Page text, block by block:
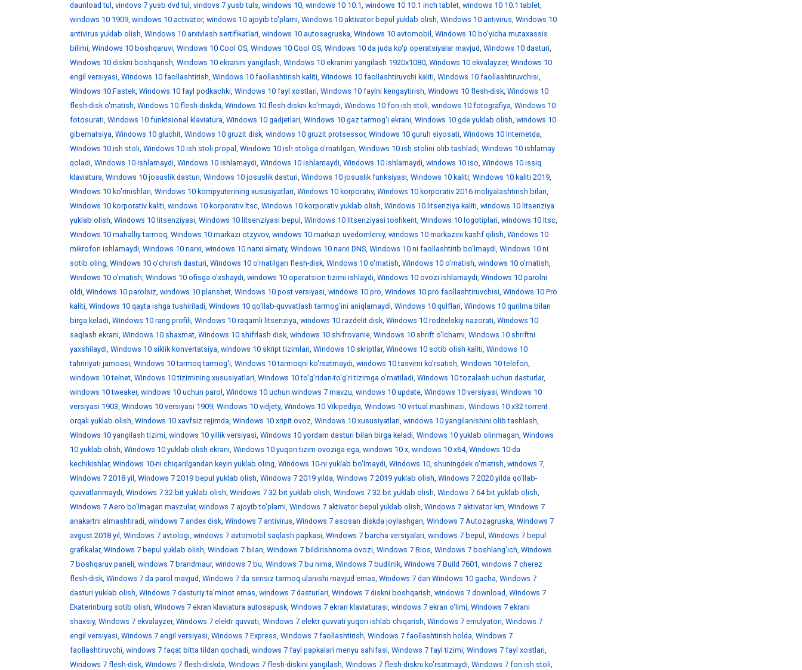
daunload tul , vindovs 7 yusb dvd tul , vindovs 7 yusb tuls, windows 10, windows 10 10.1, windows 10 10.1 inch tablet, windows 10 10.1 tablet,
windows 10 1909, windows 10 activator, windows 10 ajoyib to'plami, Windows 10 aktivator bepul yuklab olish, Windows 10 antivirus, Windows 10
antivirus yuklab olish, Windows 10 arxivlash sertifikatlari, windows 10 autosagruska, Windows 10 avtomobil , Windows 10 bo'yicha mutaxassis
bilimi, Windows 10 boshqaruvi, Windows 10 Cool OS, Windows 10 Cool OS, Windows 10 da juda ko'p operatsiyalar mavjud, Windows 10 dasturi,
Windows 10 diskni boshqarish, Windows 10 ekranini yangilash, Windows 10 ekranini yangilash 1920x1080, Windows 10 ekvalayzer, Windows 10
engil versiyasi, Windows 10 faollashtirish, Windows 10 faollashtirish kaliti, Windows 10 faollashtiruvchi kaliti, Windows 10 faollashtiruvchisi,
Windows 10 Fastek, Windows 10 fayl podkachki, Windows 10 fayl xostlari, Windows 10 faylni kengaytirish, Windows 10 flesh-disk, Windows 10
flesh-disk o'rnatish, Windows 10 flesh-diskda, Windows 10 flesh-diskni ko'rmaydi, Windows 10 fon ish stoli, windows 10 fotografiya, Windows 10
fotosurati, Windows 10 funktsional klaviatura, Windows 10 gadjetlari, Windows 10 gaz tarmog'i ekrani, Windows 10 gde yuklab olish, windows 10
gibernatsiya, Windows 10 gluchit, Windows 10 gruzit disk, windows 10 gruzit protsessor, Windows 10 guruh siyosati, Windows 10 Internetda,
Windows 10 ish stoli, Windows 10 ish stoli propal , Windows 10 ish stoliga o'rnatilgan, Windows 10 ish stolini olib tashladi, Windows 10 ishlamay
qoladi, Windows 10 ishlamaydi, Windows 10 ishlamaydi, Windows 10 ishlamaydi, Windows 10 ishlamaydi, windows 10 iso, Windows 10 issiq
klaviatura, Windows 10 josuslik dasturi, Windows 10 josuslik dasturi, Windows 10 josuslik funksiyasi, Windows 10 kaliti, Windows 10 kaliti 2019,
Windows 10 ko'rinishlari, Windows 10 kompyuterining xususiyatlari, Windows 10 korporativ, Windows 10 korporativ 2016 moliyalashtirish bilan,
Windows 10 korporativ kaliti, windows 10 korporativ ltsc, Windows 10 korporativ yuklab olish, Windows 10 litsenziya kaliti, windows 10 litsenziya
yuklab olish, Windows 10 litsenziyasi, Windows 10 litsenziyasi bepul , Windows 10 litsenziyasi toshkent, Windows 10 logotiplari, windows 10 ltsc,
Windows 10 mahalliy tarmoq, Windows 10 markazi otzyvov, windows 10 markazi uvedomleniy, windows 10 markazini kashf qilish, Windows 10
mikrofon ishlamaydi, Windows 10 narxi, windows 10 narxi almaty, Windows 10 narxi DNS, Windows 10 ni faollashtirib bo'lmaydi, Windows 10 ni
sotib oling, Windows 10 o'chirish dasturi, Windows 10 o'rnatilgan flesh-disk, Windows 10 o'rnatish, Windows 10 o'rnatish, windows 10 o'rnatish,
Windows 10 o'rnatish, Windows 10 ofisga o'xshaydi, windows 10 operatsion tizimi ishlaydi, Windows 10 ovozi ishlamaydi, Windows 10 parolni
oldi, Windows 10 parolsiz, windows 10 planshet, Windows 10 post versiyasi, windows 10 pro, Windows 10 pro faollashtiruvchisi, Windows 10 Pro
kaliti, Windows 10 qayta ishga tushiriladi, Windows 10 qo'llab-quvvatlash tarmog'ini aniqlamaydi, Windows 10 qulflari, Windows 10 qurilma bilan
birga keladi, Windows 10 rang profili, Windows 10 raqamli litsenziya, windows 10 razdelit disk, Windows 10 roditelskiy nazorati, Windows 10
saqlash ekrani, Windows 10 shaxmat, Windows 10 shifrlash disk, windows 10 shifrovanie, Windows 10 shrift o'lchami, Windows 10 shriftni
yaxshilaydi, Windows 10 siklik konvertatsiya, windows 10 skript tizimlari, Windows 10 skriptlar, Windows 10 sotib olish kaliti, Windows 10
tahririyati jamoasi, Windows 10 tarmoq tarmog'i, Windows 10 tarmoqni ko'rsatmaydi, windows 10 tasvirni ko'rsatish, Windows 10 telefon,
windows 10 telnet, Windows 10 tizimining xususiyatlari, Windows 10 to'g'ridan-to'g'ri tizimga o'rnatiladi, Windows 10 tozalash uchun dasturlar,
windows 10 tweaker, windows 10 uchun parol , Windows 10 uchun windows 7 mavzu, windows 10 update, Windows 10 versiyasi, Windows 10
versiyasi 1903, Windows 10 versiyasi 1909, Windows 10 vidjety, Windows 10 Vikipediya, Windows 10 virtual mashinasi, Windows 10 x32 torrent
orqali yuklab olish, Windows 10 xavfsiz rejimda, Windows 10 xripit ovoz, Windows 10 xususiyatlari, windows 10 yangilanishini olib tashlash,
Windows 10 yangilash tizimi, windows 10 yillik versiyasi, Windows 10 yordam dasturi bilan birga keladi, Windows 10 yuklab olinmagan, Windows
10 yuklab olish, Windows 10 yuklab olish ekrani, Windows 10 yuqori tizim ovoziga ega, windows 10 х, windows 10 х64, Windows 10-da
kechikishlar, Windows 10-ni chiqarilgandan keyin yuklab oling, Windows 10-ni yuklab bo'lmaydi, Windows 10, shuningdek o'rnatish, windows 7,
Windows 7 2018 yil , Windows 7 2019 bepul yuklab olish, Windows 7 2019 yilda, Windows 7 2019 yuklab olish, Windows 7 2020 yilda qo'llab-
quvvatlanmaydi, Windows 7 32 bit yuklab olish, Windows 7 32 bit yuklab olish, Windows 7 32 bit yuklab olish, Windows 7 64 bit yuklab olish,
Windows 7 Aero bo'lmagan mavzular, windows 7 ajoyib to'plami, Windows 7 aktivator bepul yuklab olish, Windows 7 aktivator km, Windows 7
anakartni almashtiradi, windows 7 andex disk, Windows 7 antivirus, Windows 7 asosan diskda joylashgan, Windows 7 Autozagruska, Windows 7
avgust 2018 yil , Windows 7 avtologi, windows 7 avtomobil saqlash papkasi, Windows 7 barcha versiyalari, windows 7 bepul , Windows 7 bepul
grafikalar, Windows 7 bepul yuklab olish, Windows 7 bilan, Windows 7 bildirishnoma ovozi, Windows 7 Bios, Windows 7 boshlang'ich, Windows
7 boshqaruv paneli, windows 7 brandmaur, windows 7 bu, Windows 7 bu nima, Windows 7 budilnik, Windows 7 Build 7601, windows 7 cherez
flesh-disk, Windows 7 da parol mavjud, Windows 7 da simsiz tarmoq ulanishi mavjud emas, Windows 7 dan Windows 10 gacha, Windows 7
dasturi yuklab olish, Windows 7 dasturiy ta'minot emas, windows 7 dasturlari, Windows 7 diskni boshqarish, windows 7 download, Windows 7
Ekaterinburg sotib olish, Windows 7 ekran klaviatura autosapusk, Windows 7 ekran klaviaturasi, windows 7 ekran o'limi, Windows 7 ekrani
shaxsiy, Windows 7 ekvalayzer, Windows 7 elektr quvvati, Windows 7 elektr quvvati yuqori ishlab chiqarish, Windows 7 emulyatori, Windows 7
engil versiyasi, Windows 7 engil versiyasi, Windows 7 Express, Windows 7 faollashtirish, Windows 7 faollashtirish holda, Windows 7
faollashtiruvchi, windows 7 faqat bitta tildan qochadi, windows 7 fayl papkalari menyu sahifasi, Windows 7 fayl tizimi, Windows 7 fayl xostlari,
Windows 7 flesh-disk, Windows 7 flesh-diskda, Windows 7 flesh-diskini yangilash, Windows 7 flesh-diskni ko'rsatmaydi, Windows 7 fon ish stoli,